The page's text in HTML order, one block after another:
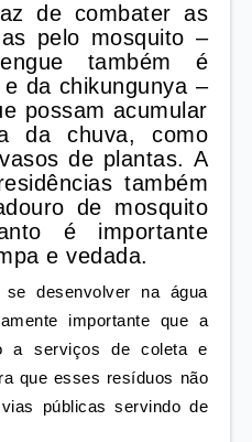
de combater as
pelo mosquito –
também é
da chikungunya –
possam acumular
da chuva, como
de plantas. A
também
de mosquito
é importante
e vedada.
desenvolver na água
importante que a
a serviços de coleta e
que esses resíduos não
públicas servindo de